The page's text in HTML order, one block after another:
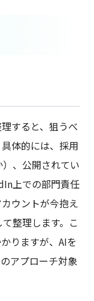
すると、狙うべ
体的には、採用
、公開されてい
上での部門責任
ウントが今抱え
整理します。こ
りますが、AIを
アプローチ対象